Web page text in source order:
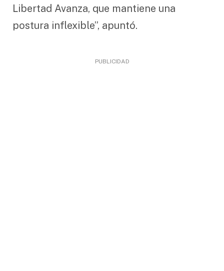
Libertad Avanza, que mantiene una
postura inflexible”, apuntó.
PUBLICIDAD